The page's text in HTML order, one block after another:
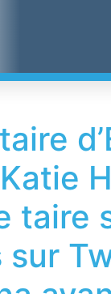
:
taire
sur